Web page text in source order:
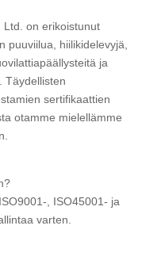
Ltd. on erikoistunut
puuviilua, hiilikidelevyjä,
ja
Täydellisten
sertifikaattien
otamme mielellämme
, ISO45001- ja
varten.